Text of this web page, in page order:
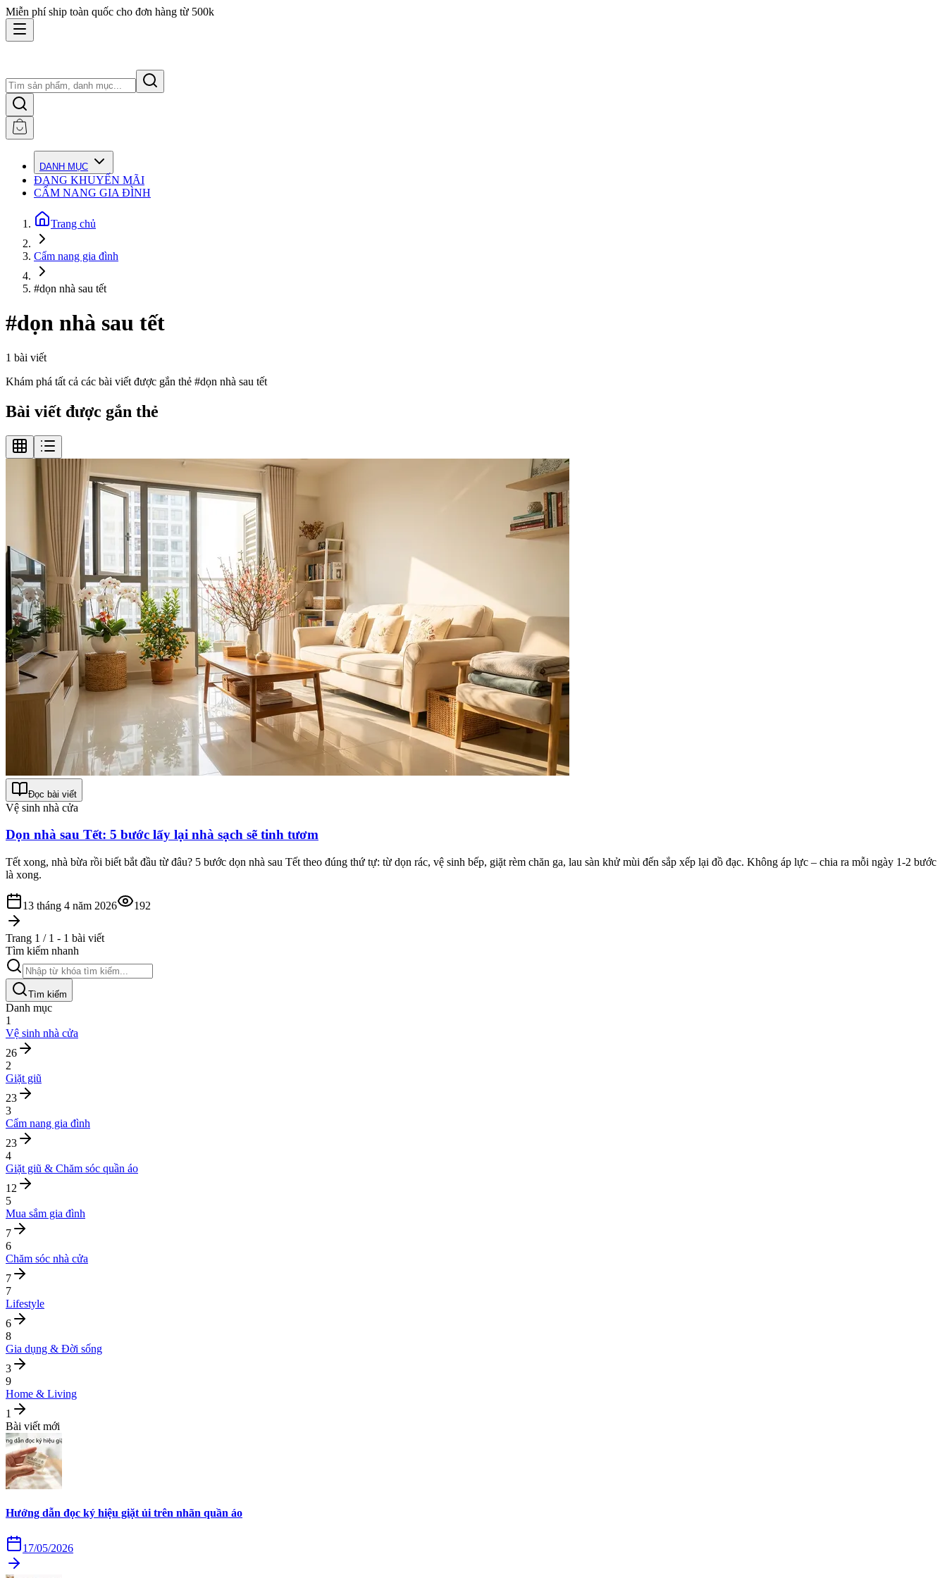
Miễn phí ship toàn quốc cho đơn hàng từ 500k
DANH MỤC
ĐANG KHUYẾN MÃI
CẨM NANG GIA ĐÌNH
Trang chủ
Cẩm nang gia đình
#dọn nhà sau tết
#dọn nhà sau tết
1 bài viết
Khám phá tất cả các bài viết được gắn thẻ #dọn nhà sau tết
Bài viết được gắn thẻ
Đọc bài viết
Vệ sinh nhà cửa
Dọn nhà sau Tết: 5 bước lấy lại nhà sạch sẽ tinh tươm
Tết xong, nhà bừa rồi biết bắt đầu từ đâu? 5 bước dọn nhà sau Tết theo đúng thứ tự: từ dọn rác, vệ sinh bếp, giặt rèm chăn ga, lau sàn khử mùi đến sắp xếp lại đồ đạc. Không áp lực – chia ra mỗi ngày 1-2 bước
là xong.
13 tháng 4 năm 2026 192
Trang 1 / 1 - 1 bài viết
Tìm kiếm nhanh
Tìm kiếm
Danh mục
1
Vệ sinh nhà cửa
26
2
Giặt giũ
23
3
Cẩm nang gia đình
23
4
Giặt giũ & Chăm sóc quần áo
12
5
Mua sắm gia đình
7
6
Chăm sóc nhà cửa
7
7
Lifestyle
6
8
Gia dụng & Đời sống
3
9
Home & Living
1
Bài viết mới
Hướng dẫn đọc ký hiệu giặt ủi trên nhãn quần áo
17/05/2026